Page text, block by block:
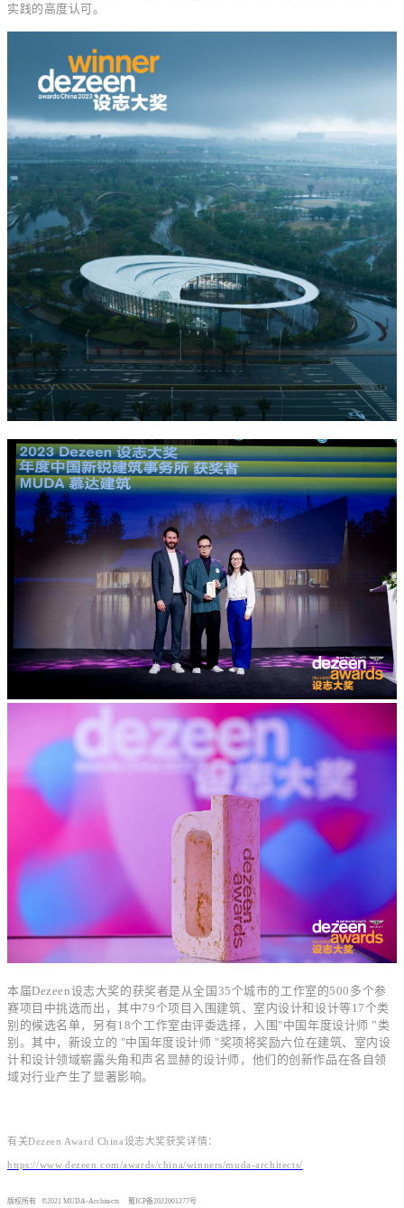
实践的高度认可。
本届Dezeen设志大奖的获奖者是从全国35个城市的工作室的500多个参
赛项目中挑选而出，其中79个项目入围建筑、室内设计和设计等17个类
别的候选名单，另有18个工作室由评委选择，入围"中国年度设计师 ”类
别。其中，新设立的 "中国年度设计师 "奖项将奖励六位在建筑、室内设
计和设计领域崭露头角和声名显赫的设计师，他们的创新作品在各自领
域对行业产生了显著影响。
有关Dezeen Award China设志大奖获奖详情：
https://www.dezeen.com/awards/china/winners/muda-architects/
版权所有 ©2021 MUDA-Architects 蜀ICP备2022001277号